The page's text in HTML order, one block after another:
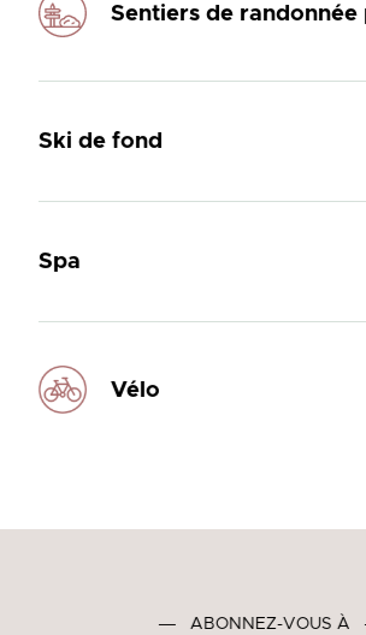
Sentiers de randonnée
Ski de fond
Spa
Vélo
― ABONNEZ-VOUS À